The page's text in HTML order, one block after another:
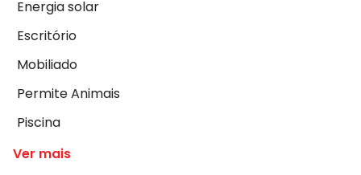
Energia solar
Escritório
Mobiliado
Permite Animais
Piscina
Ver mais